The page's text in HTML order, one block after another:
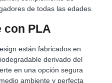
de todas las edades.
con PLA
están fabricados en
derivado del
en una opción segura
ambiente y perfecta